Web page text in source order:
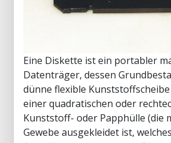
Eine Diskette ist ein portabler
Datenträger, dessen
dünne flexible
einer quadratischen oder
Kunststoff- oder Papphülle (die
Gewebe ausgekleidet ist,